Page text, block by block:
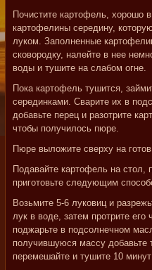
Почистите картофель, хорошо
картофелины середину,
луком. Заполненные
сковородку, налейте в нее
воды и тушите на слабом огне.
Пока картофель тушится,
серединками. Сварите их в
добавьте перец и разотрите
чтобы получилось пюре.
Пюре выложите сверху на
Подавайте картофель на
приготовьте следующим
Возьмите 5-6 луковиц и
лук в воде, затем протрите его
поджарьте в подсолнечном
получившуюся массу
перемешайте и тушите 10